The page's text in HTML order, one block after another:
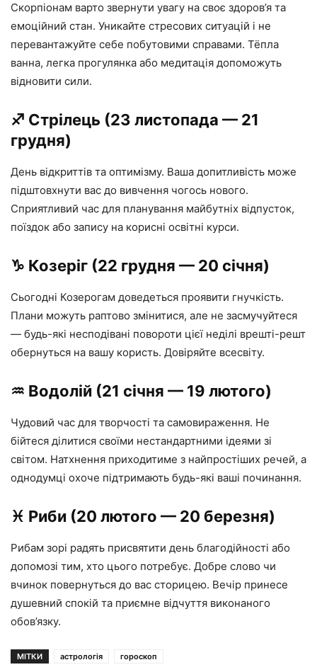
Скорпіонам варто звернути увагу на своє здоров’я та
емоційний стан. Уникайте стресових ситуацій і не
перевантажуйте себе побутовими справами. Тёпла
ванна, легка прогулянка або медитація допоможуть
відновити сили.
♐️ Стрілець (23 листопада — 21
грудня)
День відкриттів та оптимізму. Ваша допитливість може
підштовхнути вас до вивчення чогось нового.
Сприятливий час для планування майбутніх відпусток,
поїздок або запису на корисні освітні курси.
♑️ Козеріг (22 грудня — 20 січня)
Сьогодні Козерогам доведеться проявити гнучкість.
Плани можуть раптово змінитися, але не засмучуйтеся
— будь-які несподівані повороти цієї неділі врешті-решт
обернуться на вашу користь. Довіряйте всесвіту.
♒️ Водолій (21 січня — 19 лютого)
Чудовий час для творчості та самовираження. Не
бійтеся ділитися своїми нестандартними ідеями зі
світом. Натхнення приходитиме з найпростіших речей, а
однодумці охоче підтримають будь-які ваші починання.
♓️ Риби (20 лютого — 20 березня)
Рибам зорі радять присвятити день благодійності або
допомозі тим, хто цього потребує. Добре слово чи
вчинок повернуться до вас сторицею. Вечір принесе
душевний спокій та приємне відчуття виконаного
обов’язку.
МІТКИ астрологія гороскоп